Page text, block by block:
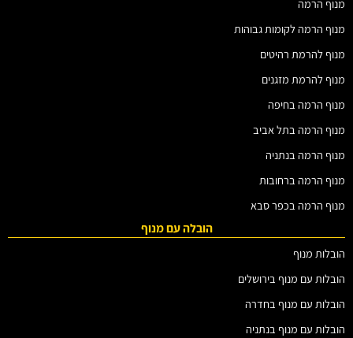
מנוף הרמה
מנוף הרמה לקומות גבוהות
מנוף להרמת רהיטים
מנוף להרמת מזגנים
מנוף הרמה בחיפה
מנוף הרמה בתל אביב
מנוף הרמה בנתניה
מנוף הרמה ברחובות
מנוף הרמה בכפר סבא
הובלה עם מנוף
הובלות מנוף
הובלות עם מנוף בירושלים
הובלות עם מנוף בחדרה
הובלות עם מנוף בנתניה